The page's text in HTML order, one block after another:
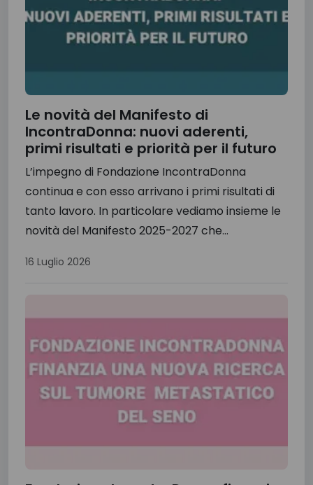
Le novità del Manifesto di
IncontraDonna: nuovi aderenti,
primi risultati e priorità per il futuro
L’impegno di Fondazione IncontraDonna
continua e con esso arrivano i primi risultati di
tanto lavoro. In particolare vediamo insieme le
novità del Manifesto 2025-2027 che...
16 Luglio 2026